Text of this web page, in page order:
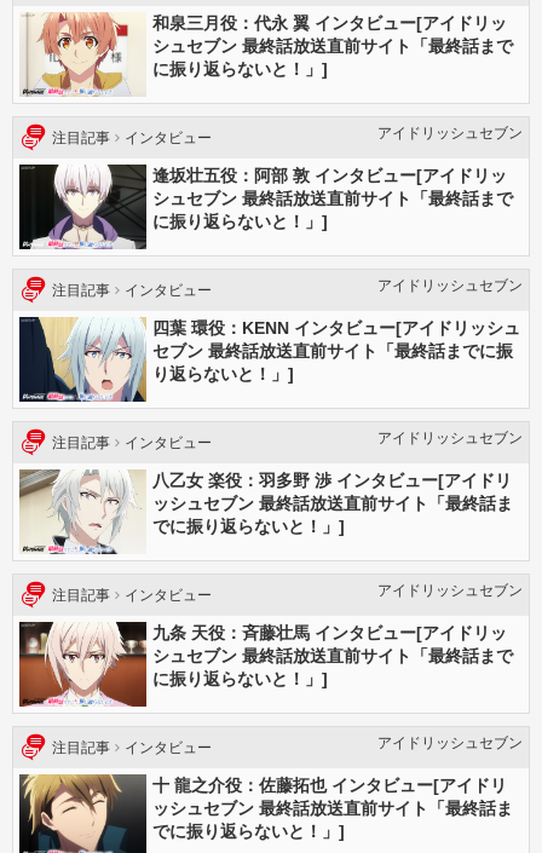
和泉三月役：代永 翼 インタビュー[アイドリッ
シュセブン 最終話放送直前サイト「最終話まで
に振り返らないと！」]
注目記事 インタビュー アイドリッシュセブン
逢坂壮五役：阿部 敦 インタビュー[アイドリッ
シュセブン 最終話放送直前サイト「最終話まで
に振り返らないと！」]
注目記事 インタビュー アイドリッシュセブン
四葉 環役：KENN インタビュー[アイドリッシュ
セブン 最終話放送直前サイト「最終話までに振
り返らないと！」]
注目記事 インタビュー アイドリッシュセブン
八乙女 楽役：羽多野 渉 インタビュー[アイドリ
ッシュセブン 最終話放送直前サイト「最終話ま
でに振り返らないと！」]
注目記事 インタビュー アイドリッシュセブン
九条 天役：斉藤壮馬 インタビュー[アイドリッ
シュセブン 最終話放送直前サイト「最終話まで
に振り返らないと！」]
注目記事 インタビュー アイドリッシュセブン
十 龍之介役：佐藤拓也 インタビュー[アイドリ
ッシュセブン 最終話放送直前サイト「最終話ま
でに振り返らないと！」]